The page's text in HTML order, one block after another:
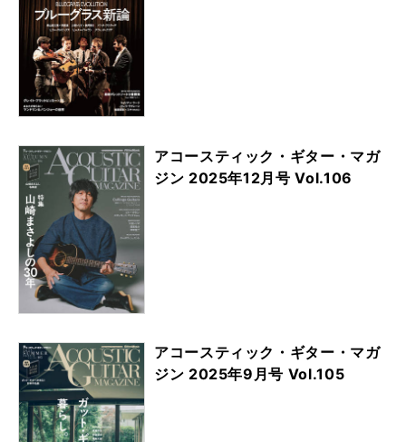
アコースティック・ギター・マガ
ジン 2025年12月号 Vol.106
アコースティック・ギター・マガ
ジン 2025年9月号 Vol.105